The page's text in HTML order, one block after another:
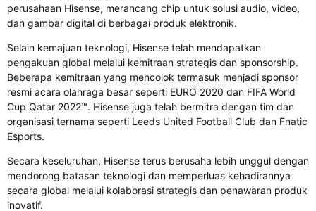
perusahaan Hisense, merancang chip untuk solusi audio, video,
dan gambar digital di berbagai produk elektronik.
Selain kemajuan teknologi, Hisense telah mendapatkan
pengakuan global melalui kemitraan strategis dan sponsorship.
Beberapa kemitraan yang mencolok termasuk menjadi sponsor
resmi acara olahraga besar seperti EURO 2020 dan FIFA World
Cup Qatar 2022™. Hisense juga telah bermitra dengan tim dan
organisasi ternama seperti Leeds United Football Club dan Fnatic
Esports.
Secara keseluruhan, Hisense terus berusaha lebih unggul dengan
mendorong batasan teknologi dan memperluas kehadirannya
secara global melalui kolaborasi strategis dan penawaran produk
inovatif.